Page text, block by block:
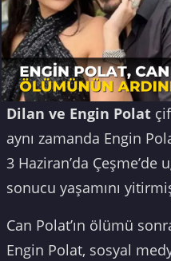
Dilan ve Engin Polat
aynı zamanda Engin
3 Haziran’da Çeşme’de
sonucu yaşamını
Can Polat’ın ölümü
Engin Polat, sosyal